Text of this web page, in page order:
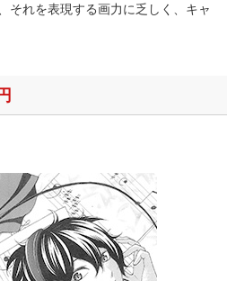
それを表現する画力に乏しく、キャ